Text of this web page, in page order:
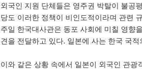
외국인 지원 단체들은 영주권 박탈이 불공
당도 이러한 정책이 비인도적이라며 관련
주일 한국대사관은 동포 사회에 미칠 영향
견을 전달하고 있다. 일본에 사는 한국 국
이와 같은 상황 속에서 일본이 외국인 관광